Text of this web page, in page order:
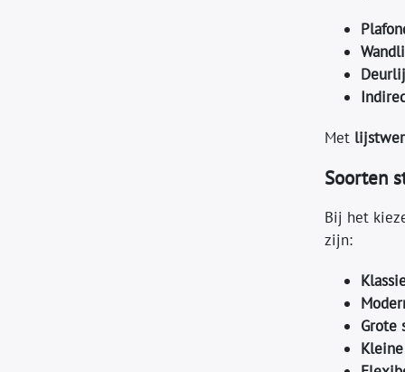
Met
Soorten
Bij het
zijn:
Grote